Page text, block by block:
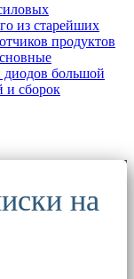
из старейших
продуктов
диодов большой
и сборок
на